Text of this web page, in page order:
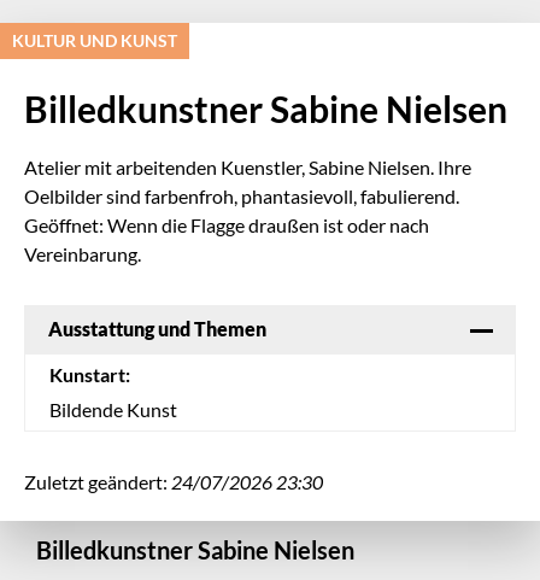
KULTUR UND KUNST
Billedkunstner Sabine Nielsen
Atelier mit arbeitenden Kuenstler, Sabine Nielsen. Ihre
Oelbilder sind farbenfroh, phantasievoll, fabulierend.
Geöffnet: Wenn die Flagge draußen ist oder nach
Vereinbarung.
Ausstattung und Themen
Kunstart:
Bildende Kunst
Zuletzt geändert: 24/07/2026 23:30
Billedkunstner Sabine Nielsen